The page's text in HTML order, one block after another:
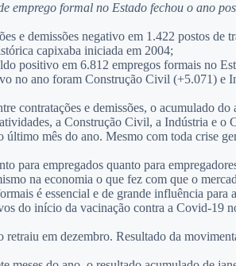
emprego formal no Estado fechou o ano
e demissões negativo em 1.422 postos de
capixaba iniciada em 2004;
positivo em 6.812 empregos formais no
no ano foram Construção Civil (+5.071) e
contratações e demissões, o acumulado
a Construção Civil, a Indústria e o
último mês do ano. Mesmo com toda crise
para empregados quanto para
na economia o que fez com que o
é essencial e de grande influência
do início da vacinação contra a Covid-19
em dezembro. Resultado da